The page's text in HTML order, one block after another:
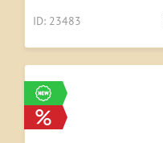
ID: 23483